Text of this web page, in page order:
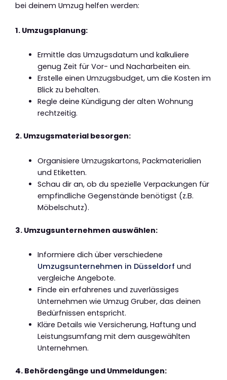
bei deinem Umzug helfen werden:
1. Umzugsplanung:
Ermittle das Umzugsdatum und kalkuliere
genug Zeit für Vor- und Nacharbeiten ein.
Erstelle einen Umzugsbudget, um die Kosten im
Blick zu behalten.
Regle deine Kündigung der alten Wohnung
rechtzeitig.
2. Umzugsmaterial besorgen:
Organisiere Umzugskartons, Packmaterialien
und Etiketten.
Schau dir an, ob du spezielle Verpackungen für
empfindliche Gegenstände benötigst (z.B.
Möbelschutz).
3. Umzugsunternehmen auswählen:
Informiere dich über verschiedene
Umzugsunternehmen in Düsseldorf und
vergleiche Angebote.
Finde ein erfahrenes und zuverlässiges
Unternehmen wie Umzug Gruber, das deinen
Bedürfnissen entspricht.
Kläre Details wie Versicherung, Haftung und
Leistungsumfang mit dem ausgewählten
Unternehmen.
4. Behördengänge und Ummeldungen: